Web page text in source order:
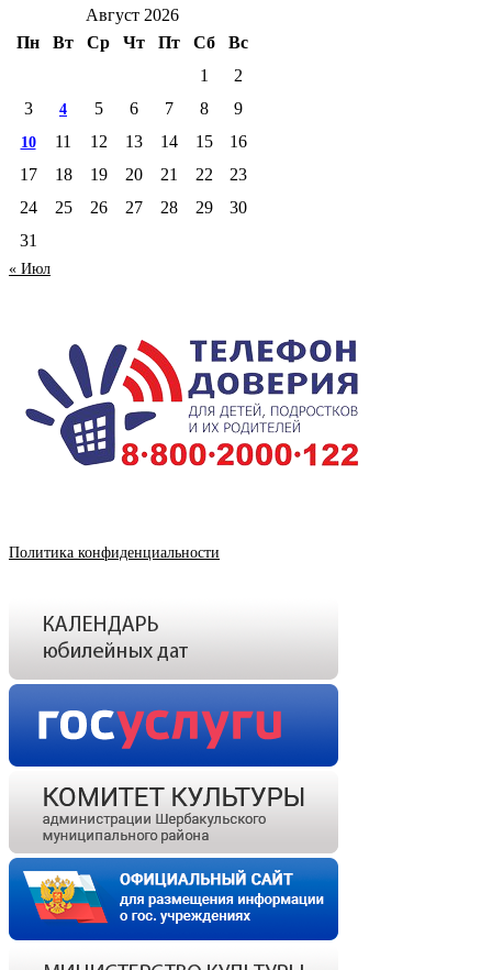
Август 2026
Пн
Вт Ср Чт Пт Сб
Вс
1
2
3
4 5 6 7 8 9
10 11 12 13 14 15
16
17
18 19 20 21 22
23
24
25 26 27 28 29
30
31
« Июл
Политика конфиденциальности